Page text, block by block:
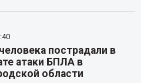
пострадали в
атаки БПЛА в
области